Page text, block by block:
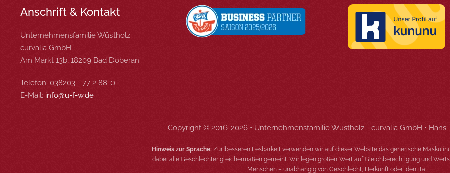
Anschrift & Kontakt
Unternehmensfamilie Wüstholz
curvalia GmbH
Am Markt 13b, 18209 Bad Doberan
Telefon: 038203 - 77 2 88-0
E-Mail: info@u-f-w.de
Copyright © 2016-2026 • Unternehmensfamilie Wüstholz - curvalia GmbH •
Hinweis zur Sprache: Zur besseren Lesbarkeit verwenden wir auf dieser Website das generische
dabei alle Geschlechter gleichermaßen gemeint. Wir legen großen Wert auf Gleichberechtigung und
Menschen – unabhängig von Geschlecht, Herkunft oder Identität.